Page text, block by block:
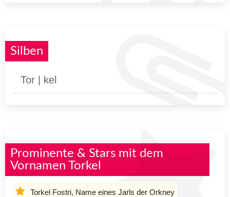
Silben
Tor | kel
Prominente & Stars mit dem
Vornamen Torkel
Torkel Fostri, Name eines Jarls der Orkney